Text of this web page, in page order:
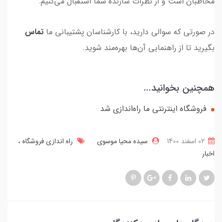
در صورتی که سوالی دارید، با کارشناسان پشتیبانی ما تماس
بگیرید تا از راهنمایی آن‌ها بهره‌مند شوید.
همچنین بخوانید...
فروشگاه اینترنتی ما راه‌اندازی شد
سیده محیا موسوی
راه اندازی فروشگاه
اخبار